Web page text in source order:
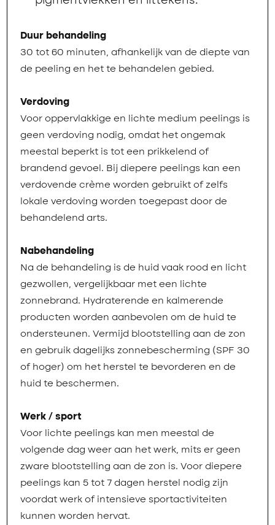
Duur behandeling
30 tot 60 minuten, afhankelijk van de diepte van
de peeling en het te behandelen gebied.
Verdoving
Voor oppervlakkige en lichte medium peelings is
geen verdoving nodig, omdat het ongemak
meestal beperkt is tot een prikkelend of
brandend gevoel. Bij diepere peelings kan een
verdovende crème worden gebruikt of zelfs
lokale verdoving worden toegepast door de
behandelend arts.
Nabehandeling
Na de behandeling is de huid vaak rood en licht
gezwollen, vergelijkbaar met een lichte
zonnebrand. Hydraterende en kalmerende
producten worden aanbevolen om de huid te
ondersteunen. Vermijd blootstelling aan de zon
en gebruik dagelijks zonnebescherming (SPF 30
of hoger) om het herstel te bevorderen en de
huid te beschermen.
Werk / sport
Voor lichte peelings kan men meestal de
volgende dag weer aan het werk, mits er geen
zware blootstelling aan de zon is. Voor diepere
peelings kan 5 tot 7 dagen herstel nodig zijn
voordat werk of intensieve sportactiviteiten
kunnen worden hervat.